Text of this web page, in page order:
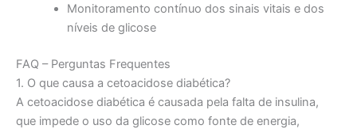
Monitoramento contínuo dos sinais vitais e dos
níveis de glicose
FAQ – Perguntas Frequentes
1. O que causa a cetoacidose diabética?
A cetoacidose diabética é causada pela falta de insulina,
que impede o uso da glicose como fonte de energia,